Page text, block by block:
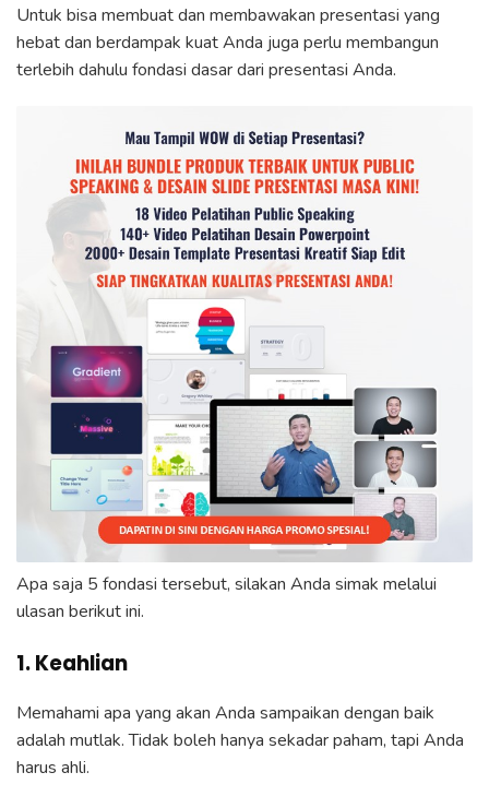
Untuk bisa membuat dan membawakan presentasi yang
hebat dan berdampak kuat Anda juga perlu membangun
terlebih dahulu fondasi dasar dari presentasi Anda.
Apa saja 5 fondasi tersebut, silakan Anda simak melalui
ulasan berikut ini.
1. Keahlian
Memahami apa yang akan Anda sampaikan dengan baik
adalah mutlak. Tidak boleh hanya sekadar paham, tapi Anda
harus ahli.